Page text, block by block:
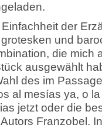
Einfachheit der
und
die mich
ausgewählt
des im
al mesías ya, o la
jetzt oder die
Franzobel.